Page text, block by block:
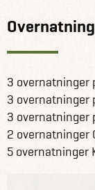
3 overnatninger
3 overnatninger
3 overnatninger
2 overnatninger
5 overnatninger